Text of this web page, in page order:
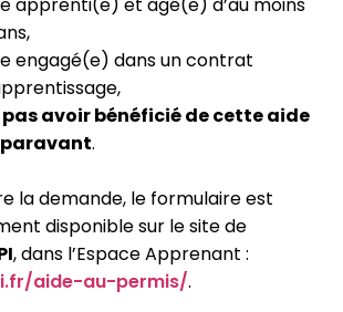
engagé(e) dans un contrat
pas avoir bénéficié de cette aide
.
la demande, le formulaire est
disponible sur le site de
, dans l’Espace Apprenant :
aide-au-permis/.